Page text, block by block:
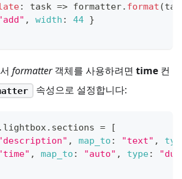
: task => formatter. format (
, width : 44 }
formatter객체를 사용하려면 time 컨
속성으로 설정합니다:
. lightbox. sections =
[
, map_to : "text" ,
, map_to : "auto" , type: